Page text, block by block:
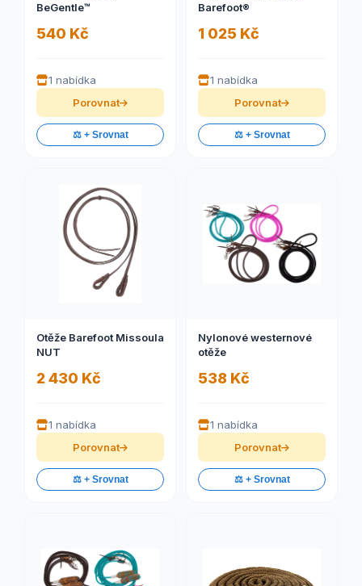
BeGentle™
540 Kč
1 nabídka
Porovnat
⚖️ + Srovnat
Barefoot®
1 025 Kč
1 nabídka
Porovnat
⚖️ + Srovnat
Otěže Barefoot Missoula
NUT
2 430 Kč
1 nabídka
Porovnat
⚖️ + Srovnat
Nylonové westernové
otěže
538 Kč
1 nabídka
Porovnat
⚖️ + Srovnat